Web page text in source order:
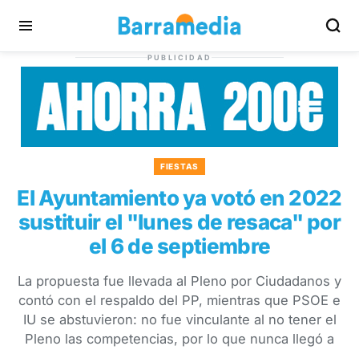
PUBLICIDAD
FIESTAS
El Ayuntamiento ya votó en 2022
sustituir el "lunes de resaca" por
el 6 de septiembre
La propuesta fue llevada al Pleno por Ciudadanos y
contó con el respaldo del PP, mientras que PSOE e
IU se abstuvieron: no fue vinculante al no tener el
Pleno las competencias, por lo que nunca llegó a